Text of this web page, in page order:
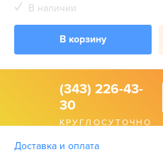
В наличии
В корзину
(343) 226-43-
30
КРУГЛОСУТОЧНО
Доставка и оплата